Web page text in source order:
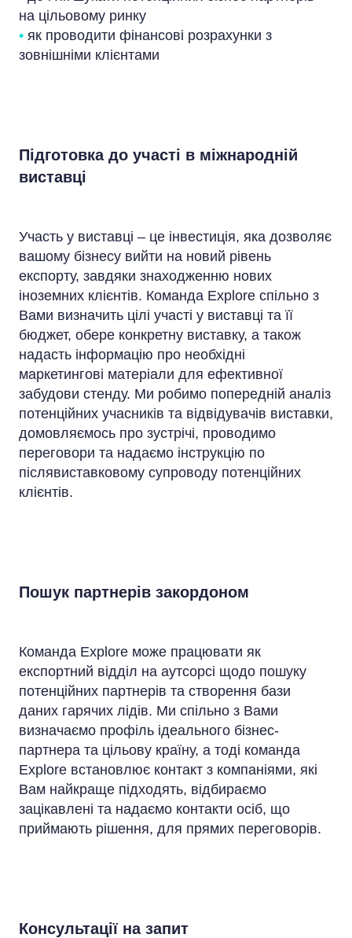
на цільовому ринку
• як проводити фінансові розрахунки з
зовнішніми клієнтами
Підготовка до участі в міжнародній
виставці
Участь у виставці – це інвестиція, яка дозволяє
вашому бізнесу вийти на новий рівень
експорту, завдяки знаходженню нових
іноземних клієнтів. Команда Explore спільно з
Вами визначить цілі участі у виставці та її
бюджет, обере конкретну виставку, а також
надасть інформацію про необхідні
маркетингові матеріали для ефективної
забудови стенду. Ми робимо попередній аналіз
потенційних учасників та відвідувачів виставки,
домовляємось про зустрічі, проводимо
переговори та надаємо інструкцію по
післявиставковому супроводу потенційних
клієнтів.
Пошук партнерів закордоном
Команда Explore може працювати як
експортний відділ на аутсорсі щодо пошуку
потенційних партнерів та створення бази
даних гарячих лідів. Ми спільно з Вами
визначаємо профіль ідеального бізнес-
партнера та цільову країну, а тоді команда
Explore встановлює контакт з компаніями, які
Вам найкраще підходять, відбираємо
зацікавлені та надаємо контакти осіб, що
приймають рішення, для прямих переговорів.
Консультації на запит